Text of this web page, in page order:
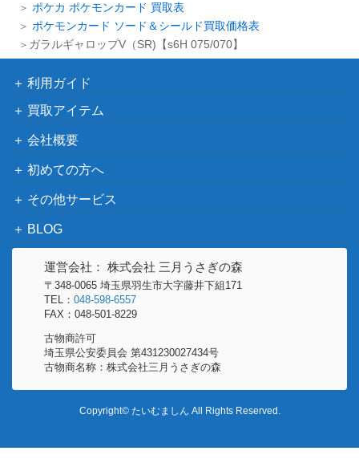
ポケカ ポケモンカード 買取表
ポケモンカード ソード＆シールド買取価格表
ガラルギャロップV（SR)【s6H 075/070】
マツリカ（SR）【SM7b 0
56/050】
サン&ムーン
（フェアリーライズ）
2 123/098】
ソード&シールド
ー）
ディアルガGX（HR）【S
M5+ 060/050】
サン&ムーン
サナ（SR)【s7R 077/06
7】
（蒼天ストリーム）
イブキのカイリュー
VSシリーズ
★VS）
コイキング（AR）【SV1a
080/073】
スカーレット＆バイオ
レット
ミュウEX（SR）【BW5 0
BW
ホウオウEX（SR）【BW5
BW
利用ガイド
買取アイテム
会社概要
初めての方へ
その他サービス
BLOG
運営会社： 株式会社 三月うさぎの森
〒348-0065 埼玉県羽生市大字藤井下組171
TEL： 048-598-6557
FAX：048-501-8229
古物商許可
埼玉県公安委員会 第431230027434号
古物商名称：株式会社三月うさぎの森
Copyright© たいむましん All Rights Reserved.